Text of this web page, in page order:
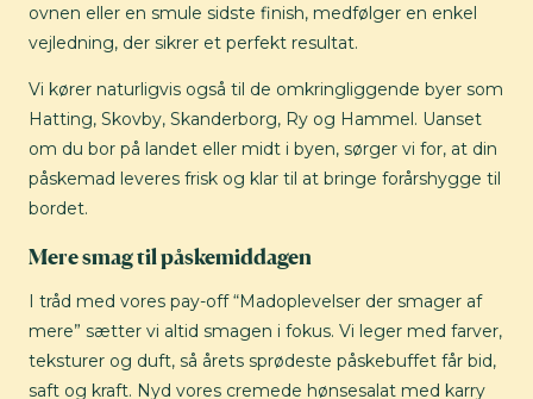
ovnen eller en smule sidste finish, medfølger en enkel
vejledning, der sikrer et perfekt resultat.
Vi kører naturligvis også til de omkringliggende byer som
Hatting, Skovby, Skanderborg, Ry og Hammel. Uanset
om du bor på landet eller midt i byen, sørger vi for, at din
påskemad leveres frisk og klar til at bringe forårshygge til
bordet.
Mere smag til påskemiddagen
I tråd med vores pay-off “Madoplevelser der smager af
mere” sætter vi altid smagen i fokus. Vi leger med farver,
teksturer og duft, så årets sprødeste påskebuffet får bid,
saft og kraft. Nyd vores cremede hønsesalat med karry